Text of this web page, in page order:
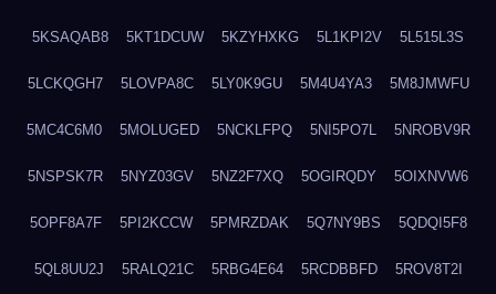
5KSAQAB8 5KT1DCUW 5KZYHXKG 5L1KPI2V 5L515L3S
5LCKQGH7 5LOVPA8C 5LY0K9GU 5M4U4YA3 5M8JMWFU
5MC4C6M0 5MOLUGED 5NCKLFPQ 5NI5PO7L 5NROBV9R
5NSPSK7R 5NYZ03GV 5NZ2F7XQ 5OGIRQDY 5OIXNVW6
5OPF8A7F 5PI2KCCW 5PMRZDAK 5Q7NY9BS 5QDQI5F8
5QL8UU2J 5RALQ21C 5RBG4E64 5RCDBBFD 5ROV8T2I